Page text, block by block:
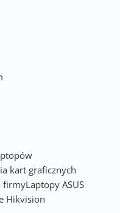
kart graficznych
firmyLaptopy ASUS
Hikvision